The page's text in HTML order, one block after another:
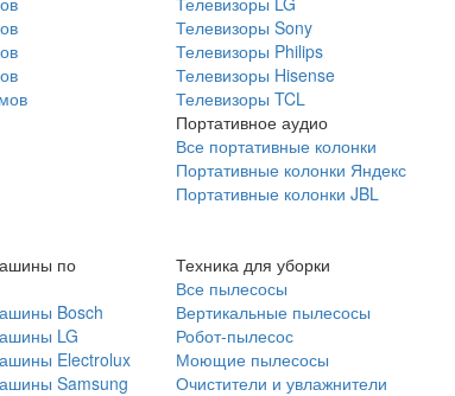
Телевизоры Sony
Телевизоры Philips
Телевизоры Hisense
Телевизоры TCL
Портативное аудио
Все портативные колонки
Портативные колонки Яндекс
Портативные колонки JBL
по
Bosch
LG
Electrolux
Samsung
Техника для уборки
Все пылесосы
Вертикальные пылесосы
Робот-пылесос
Моющие пылесосы
Очистители и увлажнители